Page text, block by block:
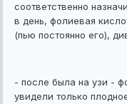
соответственно
в день, фолиевая
(пью постоянно его),
- после была на узи -
увидели только